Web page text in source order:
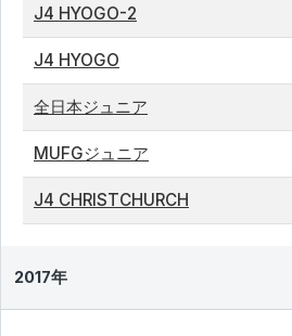
J4 HYOGO-2
J4 HYOGO
全日本ジュニア
MUFGジュニア
J4 CHRISTCHURCH
2017年